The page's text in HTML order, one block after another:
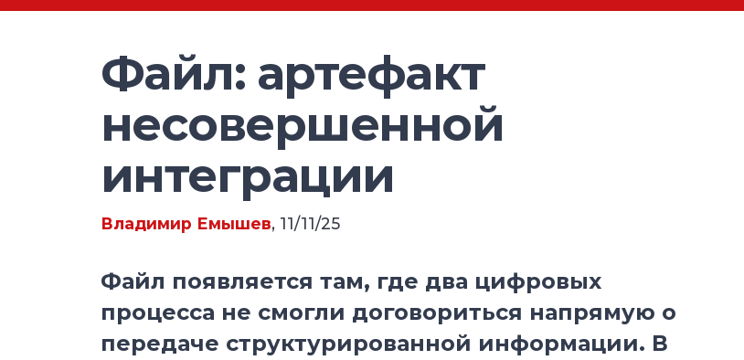
Файл: артефакт
несовершенной
интеграции
Владимир Емышев, 11/11/25
Файл появляется там, где два цифровых
процесса не смогли договориться напрямую о
передаче структурированной информации. В